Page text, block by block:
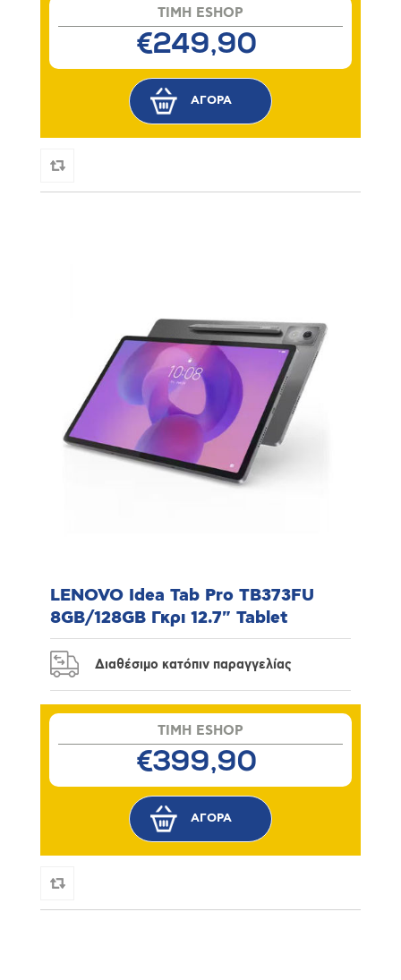
TIMH ESHOP
€249,90
LENOVO Idea Tab Pro TB373FU
8GB/128GB Γκρι 12.7" Tablet
Διαθέσιμο κατόπιν παραγγελίας
TIMH ESHOP
€399,90